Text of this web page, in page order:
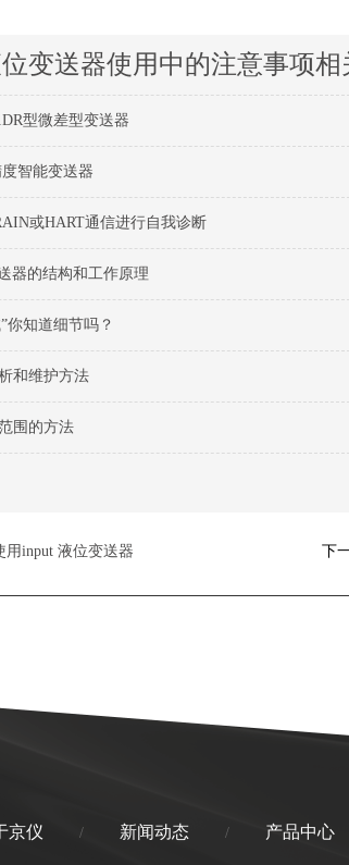
位变送器使用中的注意事项相
型微差型变送器
智能变送器
或HART通信进行自我诊断
器的结构和工作原理
你知道细节吗？
和维护方法
围的方法
用input 液位变送器 下
京仪 / 新闻动态 / 产品中心